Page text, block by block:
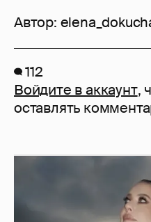
Автор:
112
Войдите в аккаунт,
оставлять